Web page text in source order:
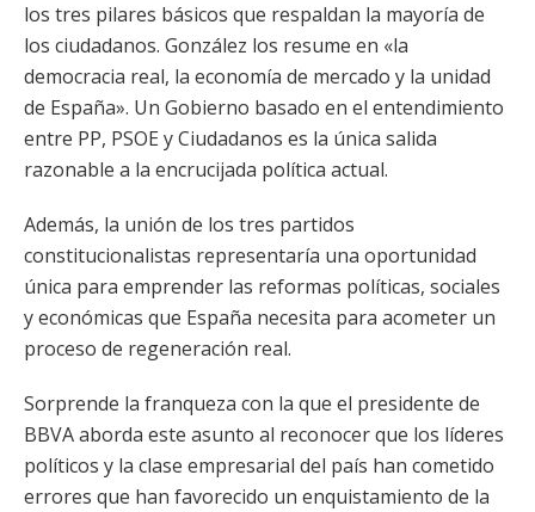
los tres pilares básicos que respaldan la mayoría de
los ciudadanos. González los resume en «la
democracia real, la economía de mercado y la unidad
de España». Un Gobierno basado en el entendimiento
entre PP, PSOE y Ciudadanos es la única salida
razonable a la encrucijada política actual.
Además, la unión de los tres partidos
constitucionalistas representaría una oportunidad
única para emprender las reformas políticas, sociales
y económicas que España necesita para acometer un
proceso de regeneración real.
Sorprende la franqueza con la que el presidente de
BBVA aborda este asunto al reconocer que los líderes
políticos y la clase empresarial del país han cometido
errores que han favorecido un enquistamiento de la